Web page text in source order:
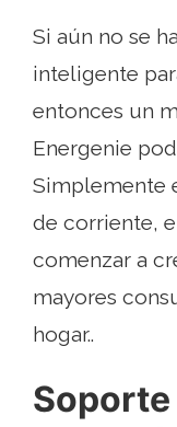
Si aún no se
inteligente
entonces un
Energenie
Simplemente
de corriente,
comenzar a
mayores
hogar..
Soporte